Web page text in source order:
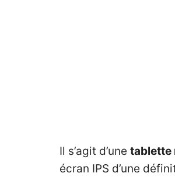
Il s’agit d’une tablette
écran IPS d’une